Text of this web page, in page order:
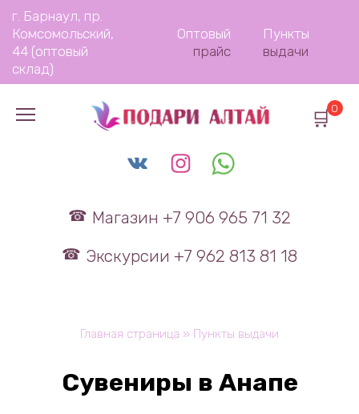
Перейти
содержанию
г. Барнаул, пр.
Комсомольский,
44 (оптовый
склад)
Оптовый
прайс
Пункты
выдачи
Магазин +7 906 965 71 32
Экскурсии +7 962 813 81 18
0
Главная страница » Пункты выдачи
Сувениры в Анапе